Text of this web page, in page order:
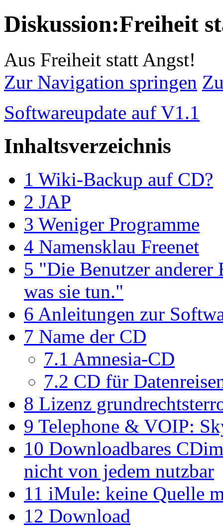
Diskussion:Freiheit
Aus Freiheit statt Angst!
Zur Navigation springen
Softwareupdate auf V1.1
Inhaltsverzeichnis
1 Wiki-Backup auf CD?
2 JAP
3 Weniger Programme
4 Namensklau Freenet
5 "Die Benutzer anderer
was sie tun."
6 Anleitungen zur
7 Name der CD
7.1 Amnesia-CD
7.2 CD für
8 Lizenz
9 Telephone & VOIP:
10 Downloadbares
nicht von jedem nutzbar
11 iMule: keine Quelle
12 Download